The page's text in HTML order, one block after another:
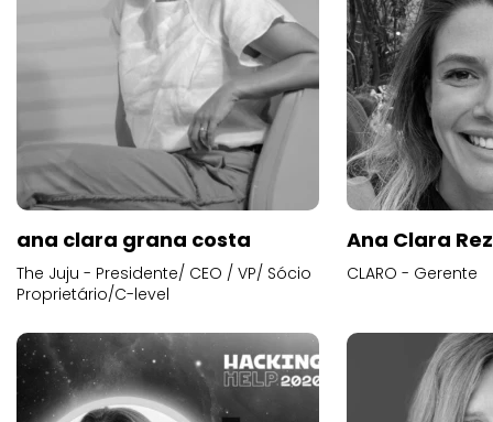
ana clara grana costa
The Juju - Presidente/ CEO / VP/ Sócio
Proprietário/C-level
Ana Clara
CLARO - Gerente